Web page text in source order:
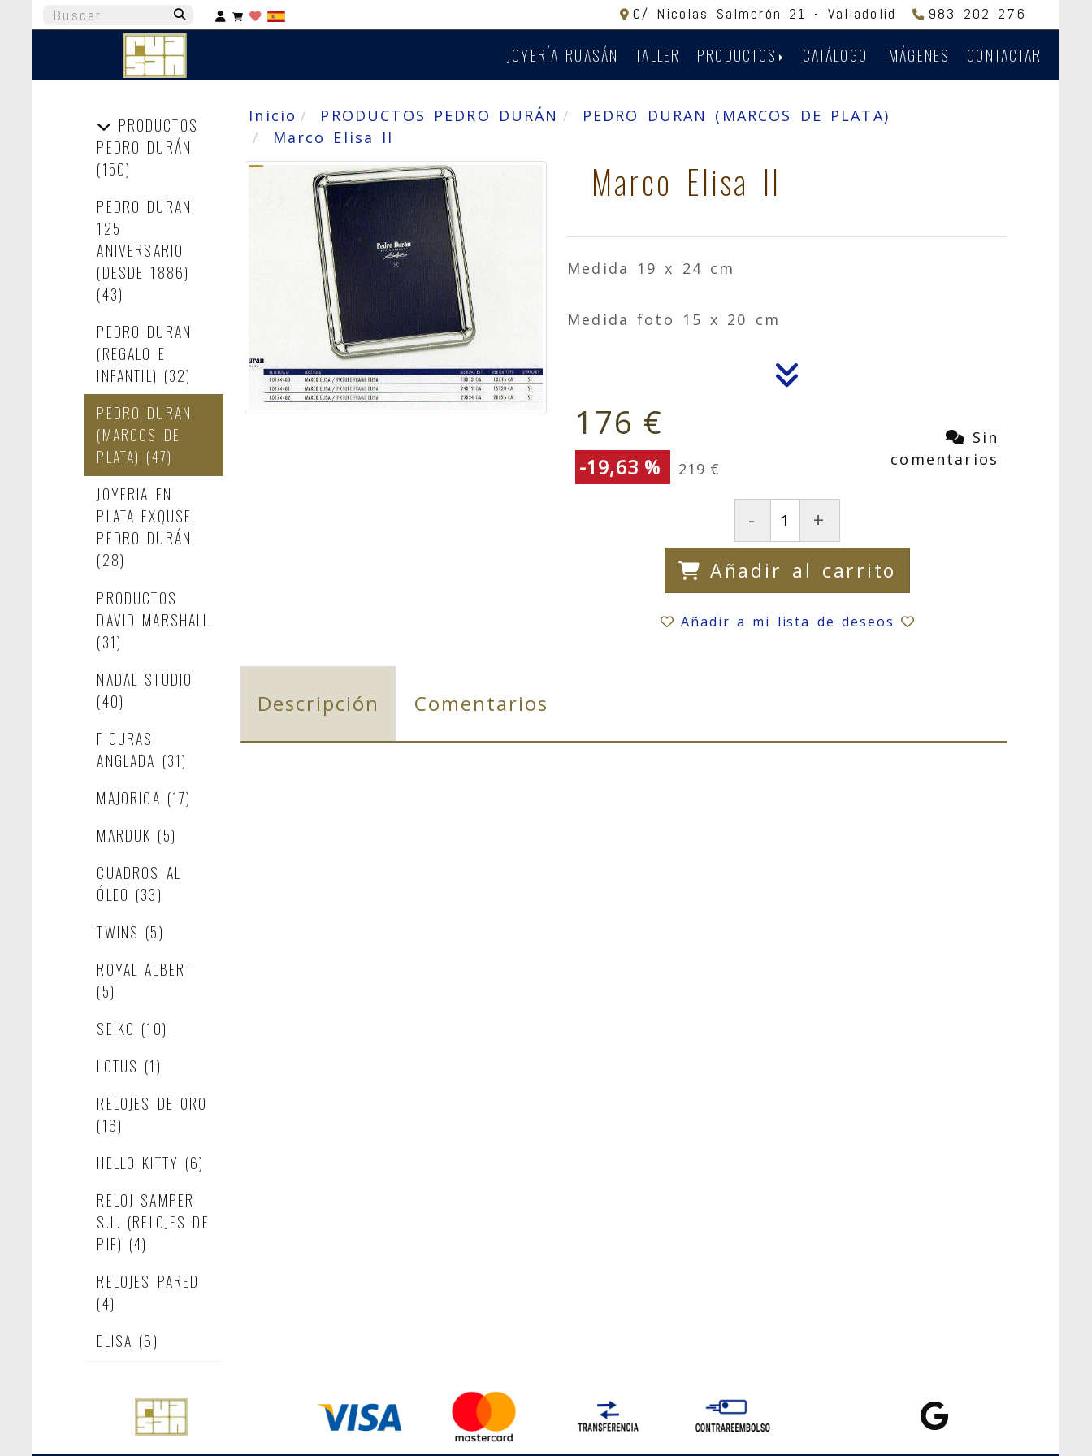
Identifícate C/ Nicolas Salmerón 21 - Valladolid 983 202 276
JOYERÍA RUASÁN TALLER PRODUCTOS CATÁLOGO IMÁGENES CONTACTAR
PRODUCTOS
PEDRO DURÁN
(150)
PEDRO DURAN
125
ANIVERSARIO
(DESDE 1886)
(43)
PEDRO DURAN
(REGALO E
INFANTIL) (32)
PEDRO DURAN
(MARCOS DE
PLATA) (47)
JOYERIA EN
PLATA EXQUSE
PEDRO DURÁN
(28)
PRODUCTOS
DAVID MARSHALL
(31)
NADAL STUDIO
(40)
FIGURAS
ANGLADA (31)
MAJORICA (17)
MARDUK (5)
CUADROS AL
ÓLEO (33)
TWINS (5)
ROYAL ALBERT
(5)
SEIKO (10)
LOTUS (1)
RELOJES DE ORO
(16)
HELLO KITTY (6)
RELOJ SAMPER
S.L. (RELOJES DE
PIE) (4)
RELOJES PARED
(4)
ELISA (6)
Inicio PRODUCTOS PEDRO DURÁN
PEDRO DURAN (MARCOS DE PLATA)
Marco Elisa II
Marco Elisa II
Medida 19 x 24 cm
Medida foto 15 x 20 cm
176 €
-19,63 % 219 €
Sin
comentarios
-
+
Añadir al carrito
Añadir a mi lista de deseos
Descripción Comentarios